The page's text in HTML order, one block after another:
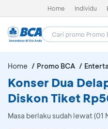
Home Individu
Home Promo BCA
Konser Dua
Diskon Tiket
Masa berlaku sudah lewat